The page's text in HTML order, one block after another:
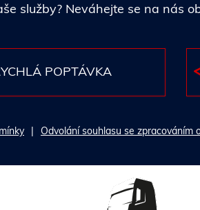
služby? Neváhejte se na nás
POPTÁVKA
Odvolání souhlasu se zpracováním